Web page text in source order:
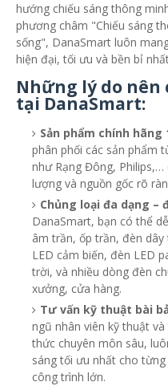
hướng chiếu sáng thông
phương châm "Chiếu sáng
sống", DanaSmart luôn
hiện đại, tối ưu và bền bỉ
Những lý do nên
tại DanaSmart:
Sản phẩm chính hãng
phân phối các sản phẩm
như Rạng Đông,
lượng và nguồn gốc rõ
Chủng loại đa dạng –
DanaSmart, bạn có thể
âm trần, ốp trần, đèn
LED cảm biến, đèn LED
trời, và nhiều dòng đèn
xưởng, cửa hàng.
Tư vấn kỹ thuật bài
ngũ nhân viên kỹ thuật
thức chuyên môn sâu,
sáng tối ưu nhất cho
công trình lớn.